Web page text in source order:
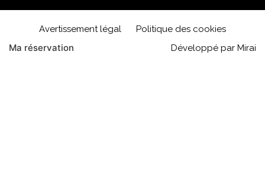
Avertissement légal Politique des cookies
Ma réservation Développé par Mirai